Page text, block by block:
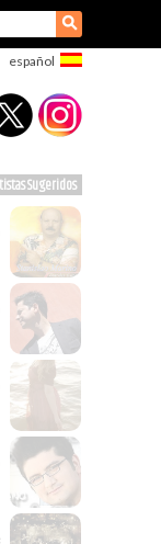
⚲
Sugeridos